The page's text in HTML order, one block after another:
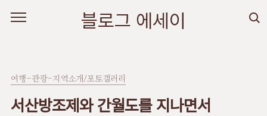
블로그 에세이
여행-관광-지역소개/포토갤러리
서산방조제와 간월도를 지나면서